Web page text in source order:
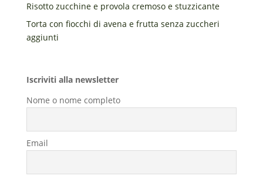
Risotto zucchine e provola cremoso e stuzzicante
Torta con fiocchi di avena e frutta senza zuccheri
aggiunti
Iscriviti alla newsletter
Nome o nome completo
Email